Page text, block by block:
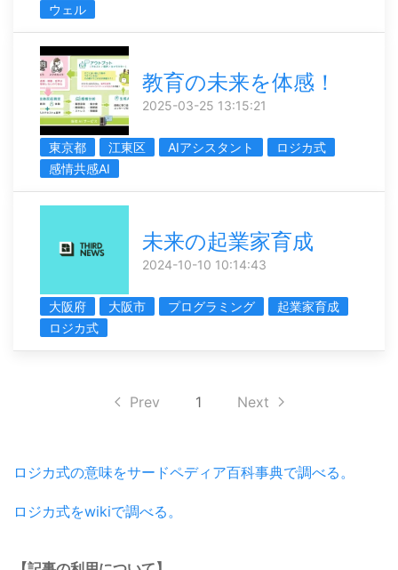
ウェル
教育の未来を体感！
2025-03-25 13:15:21
東京都 江東区 AIアシスタント
ロジカ式
感情共感AI
未来の起業家育成
2024-10-10 10:14:43
大阪府 大阪市 プログラミング
起業家育成
ロジカ式
Prev 1 Next
ロジカ式の意味をサードペディア百科事典で調べる。
ロジカ式をwikiで調べる。